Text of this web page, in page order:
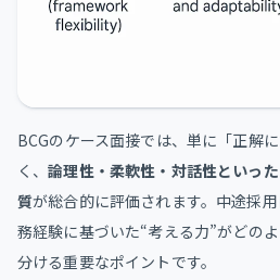
BCGのケース面接では、単に「正解
く、論理性・柔軟性・対話性といっ
質が総合的に評価されます。中途採
務経験に基づいた“考える力”がどの
分ける重要なポイントです。